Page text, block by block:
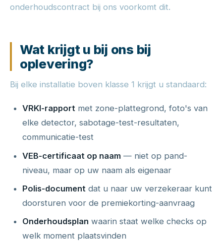
onderhoudscontract bij ons voorkomt dit.
Wat krijgt u bij ons bij
oplevering?
Bij elke installatie boven klasse 1 krijgt u standaard:
VRKI-rapportmet zone-plattegrond, foto's van
elke detector, sabotage-test-resultaten,
communicatie-test
VEB-certificaat op naam— niet op pand-
niveau, maar op uw naam als eigenaar
Polis-document dat u naar uw verzekeraar kunt
doorsturen voor de premiekorting-aanvraag
Onderhoudsplan waarin staat welke checks op
welk moment plaatsvinden